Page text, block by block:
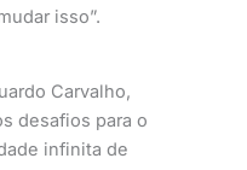
isso”.
Carvalho,
desafios para o
infinita de